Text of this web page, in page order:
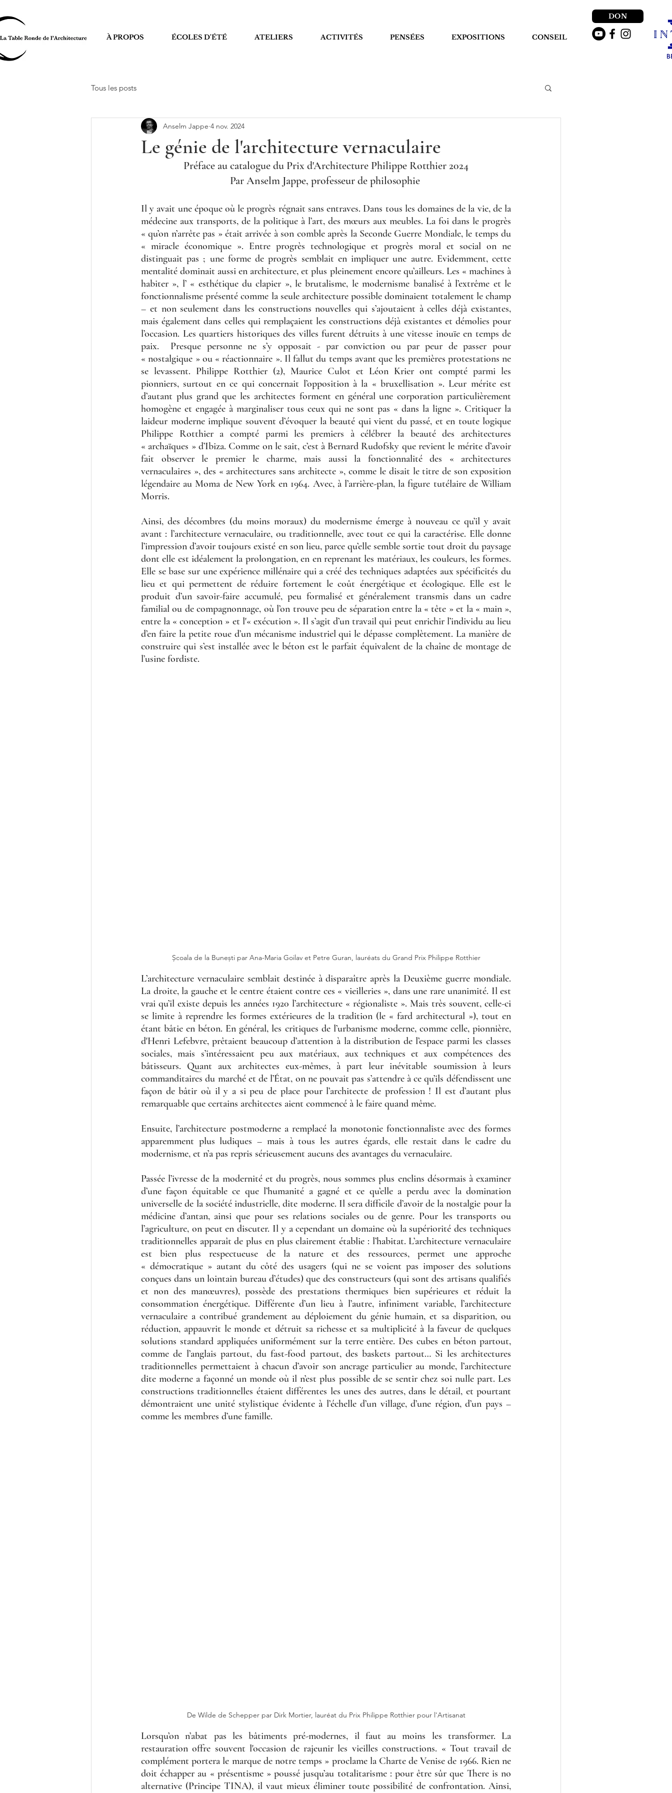
À PROPOS ÉCOLES D'ÉTÉ ATELIERS ACTIVITÉS PENSÉES EXPOSITIONS CONSEIL
DON
Tous les posts
Le génie de l'architecture vernaculaire
Anselm Jappe 4 nov. 2024
Préface au catalogue du Prix d'Architecture Philippe Rotthier 2024
Par Anselm Jappe, professeur de philosophie
Il y avait une époque où le progrès régnait sans entraves. Dans tous les domaines de la vie, de la
médecine aux transports, de la politique à l’art, des mœurs aux meubles. La foi dans le progrès
« qu’on n’arrête pas » était arrivée à son comble après la Seconde Guerre Mondiale, le temps du
« miracle économique ». Entre progrès technologique et progrès moral et social on ne
distinguait pas ; une forme de progrès semblait en impliquer une autre. Evidemment, cette
mentalité dominait aussi en architecture, et plus pleinement encore qu’ailleurs. Les « machines à
habiter », l’ « esthétique du clapier », le brutalisme, le modernisme banalisé à l’extrême et le
fonctionnalisme présenté comme la seule architecture possible dominaient totalement le champ
– et non seulement dans les constructions nouvelles qui s’ajoutaient à celles déjà existantes,
mais également dans celles qui remplaçaient les constructions déjà existantes et démolies pour
l’occasion. Les quartiers historiques des villes furent détruits à une vitesse inouïe en temps de
paix.  Presque personne ne s’y opposait - par conviction ou par peur de passer pour
« nostalgique » ou « réactionnaire ». Il fallut du temps avant que les premières protestations ne
se levassent. Philippe Rotthier (2), Maurice Culot et Léon Krier ont compté parmi les
pionniers, surtout en ce qui concernait l’opposition à la « bruxellisation ». Leur mérite est
d’autant plus grand que les architectes forment en général une corporation particulièrement
homogène et engagée à marginaliser tous ceux qui ne sont pas « dans la ligne ». Critiquer la
laideur moderne implique souvent d’évoquer la beauté qui vient du passé, et en toute logique
Philippe Rotthier a compté parmi les premiers à célébrer la beauté des architectures
« archaïques » d’Ibiza. Comme on le sait, c’est à Bernard Rudofsky que revient le mérite d’avoir
fait observer le premier le charme, mais aussi la fonctionnalité des « architectures
vernaculaires », des « architectures sans architecte », comme le disait le titre de son exposition
légendaire au Moma de New York en 1964. Avec, à l’arrière-plan, la figure tutélaire de William
Morris.
Ainsi, des décombres (du moins moraux) du modernisme émerge à nouveau ce qu’il y avait
avant : l’architecture vernaculaire, ou traditionnelle, avec tout ce qui la caractérise. Elle donne
l’impression d’avoir toujours existé en son lieu, parce qu’elle semble sortie tout droit du paysage
dont elle est idéalement la prolongation, en en reprenant les matériaux, les couleurs, les formes.
Elle se base sur une expérience millénaire qui a créé des techniques adaptées aux spécificités du
lieu et qui permettent de réduire fortement le coût énergétique et écologique. Elle est le
produit d’un savoir-faire accumulé, peu formalisé et généralement transmis dans un cadre
familial ou de compagnonnage, où l’on trouve peu de séparation entre la « tête » et la « main »,
entre la « conception » et l'« exécution ». Il s’agit d’un travail qui peut enrichir l’individu au lieu
d’en faire la petite roue d’un mécanisme industriel qui le dépasse complètement. La manière de
construire qui s’est installée avec le béton est le parfait équivalent de la chaîne de montage de
l’usine fordiste.
Școala de la Bunești par Ana-Maria Goilav et Petre Guran, lauréats du Grand Prix Philippe Rotthier
L’architecture vernaculaire semblait destinée à disparaître après la Deuxième guerre mondiale.
La droite, la gauche et le centre étaient contre ces « vieilleries », dans une rare unanimité. Il est
vrai qu’il existe depuis les années 1920 l’architecture « régionaliste ». Mais très souvent, celle-ci
se limite à reprendre les formes extérieures de la tradition (le « fard architectural »), tout en
étant bâtie en béton. En général, les critiques de l’urbanisme moderne, comme celle, pionnière,
d'Henri Lefebvre, prêtaient beaucoup d’attention à la distribution de l’espace parmi les classes
sociales, mais s’intéressaient peu aux matériaux, aux techniques et aux compétences des
bâtisseurs. Quant aux architectes eux-mêmes, à part leur inévitable soumission à leurs
commanditaires du marché et de l’État, on ne pouvait pas s’attendre à ce qu’ils défendissent une
façon de bâtir où il y a si peu de place pour l’architecte de profession ! Il est d’autant plus
remarquable que certains architectes aient commencé à le faire quand même.
Ensuite, l’architecture postmoderne a remplacé la monotonie fonctionnaliste avec des formes
apparemment plus ludiques – mais à tous les autres égards, elle restait dans le cadre du
modernisme, et n’a pas repris sérieusement aucuns des avantages du vernaculaire.
Passée l’ivresse de la modernité et du progrès, nous sommes plus enclins désormais à examiner
d’une façon équitable ce que l’humanité a gagné et ce qu’elle a perdu avec la domination
universelle de la société industrielle, dite moderne. Il sera difficile d’avoir de la nostalgie pour la
médicine d’antan, ainsi que pour ses relations sociales ou de genre. Pour les transports ou
l’agriculture, on peut en discuter. Il y a cependant un domaine où la supériorité des techniques
traditionnelles apparaît de plus en plus clairement établie : l’habitat. L’architecture vernaculaire
est bien plus respectueuse de la nature et des ressources, permet une approche
« démocratique » autant du côté des usagers (qui ne se voient pas imposer des solutions
conçues dans un lointain bureau d’études) que des constructeurs (qui sont des artisans qualifiés
et non des manœuvres), possède des prestations thermiques bien supérieures et réduit la
consommation énergétique. Différente d’un lieu à l’autre, infiniment variable, l’architecture
vernaculaire a contribué grandement au déploiement du génie humain, et sa disparition, ou
réduction, appauvrit le monde et détruit sa richesse et sa multiplicité à la faveur de quelques
solutions standard appliquées uniformément sur la terre entière. Des cubes en béton partout,
comme de l’anglais partout, du fast-food partout, des baskets partout… Si les architectures
traditionnelles permettaient à chacun d’avoir son ancrage particulier au monde, l’architecture
dite moderne a façonné un monde où il n’est plus possible de se sentir chez soi nulle part. Les
constructions traditionnelles étaient différentes les unes des autres, dans le détail, et pourtant
démontraient une unité stylistique évidente à l’échelle d’un village, d’une région, d’un pays –
comme les membres d’une famille.
De Wilde de Schepper par Dirk Mortier, lauréat du Prix Philippe Rotthier pour l'Artisanat
Lorsqu’on n’abat pas les bâtiments pré-modernes, il faut au moins les transformer. La
restauration offre souvent l'occasion de rajeunir les vieilles constructions. « Tout travail de
complément portera le marque de notre temps » proclame la Charte de Venise de 1966. Rien ne
doit échapper au « présentisme » poussé jusqu’au totalitarisme : pour être sûr que There is no
alternative (Principe TINA), il vaut mieux éliminer toute possibilité de confrontation. Ainsi,